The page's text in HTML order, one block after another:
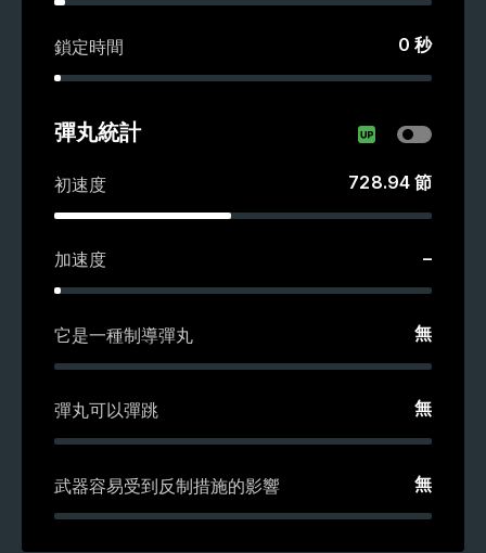
鎖定時間 0 秒
彈丸統計
初速度 728.94 節
加速度 –
它是一種制導彈丸 無
彈丸可以彈跳 無
武器容易受到反制措施的影響 無